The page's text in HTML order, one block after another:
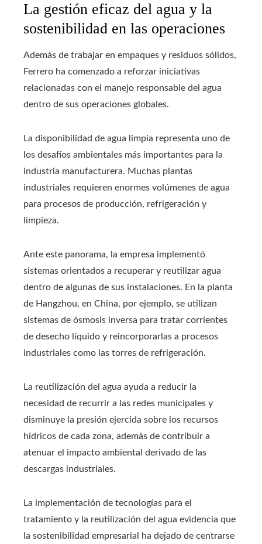
La gestión eficaz del agua y la
sostenibilidad en las operaciones
Además de trabajar en empaques y residuos sólidos,
Ferrero ha comenzado a reforzar iniciativas
relacionadas con el manejo responsable del agua
dentro de sus operaciones globales.
La disponibilidad de agua limpia representa uno de
los desafíos ambientales más importantes para la
industria manufacturera. Muchas plantas
industriales requieren enormes volúmenes de agua
para procesos de producción, refrigeración y
limpieza.
Ante este panorama, la empresa implementó
sistemas orientados a recuperar y reutilizar agua
dentro de algunas de sus instalaciones. En la planta
de Hangzhou, en China, por ejemplo, se utilizan
sistemas de ósmosis inversa para tratar corrientes
de desecho líquido y reincorporarlas a procesos
industriales como las torres de refrigeración.
La reutilización del agua ayuda a reducir la
necesidad de recurrir a las redes municipales y
disminuye la presión ejercida sobre los recursos
hídricos de cada zona, además de contribuir a
atenuar el impacto ambiental derivado de las
descargas industriales.
La implementación de tecnologías para el
tratamiento y la reutilización del agua evidencia que
la sostenibilidad empresarial ha dejado de centrarse